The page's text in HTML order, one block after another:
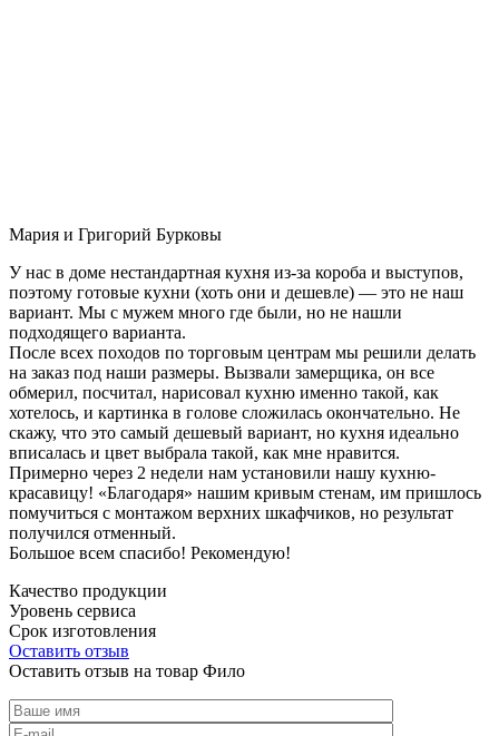
Мария и Григорий Бурковы
У нас в доме нестандартная кухня из-за короба и выступов,
поэтому готовые кухни (хоть они и дешевле) — это не наш
вариант. Мы с мужем много где были, но не нашли
подходящего варианта.
После всех походов по торговым центрам мы решили делать
на заказ под наши размеры. Вызвали замерщика, он все
обмерил, посчитал, нарисовал кухню именно такой, как
хотелось, и картинка в голове сложилась окончательно. Не
скажу, что это самый дешевый вариант, но кухня идеально
вписалась и цвет выбрала такой, как мне нравится.
Примерно через 2 недели нам установили нашу кухню-
красавицу! «Благодаря» нашим кривым стенам, им пришлось
помучиться с монтажом верхних шкафчиков, но результат
получился отменный.
Большое всем спасибо! Рекомендую!
Качество продукции
Уровень сервиса
Срок изготовления
Оставить отзыв
Оставить отзыв на товар Фило